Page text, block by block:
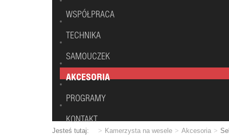
WSPÓŁPRACA
TECHNIKA
SAMOUCZEK
AKCESORIA
PROGRAMY
KONTAKT
Jesteś tutaj: Kamerzysta na wesele Akcesoria